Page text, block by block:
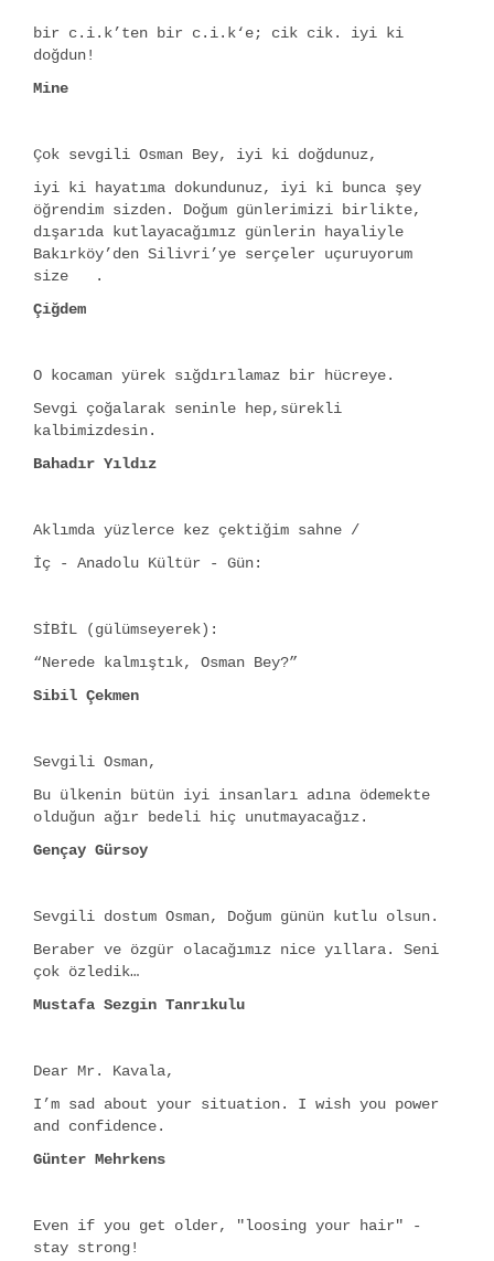
bir c.i.k’ten bir c.i.k‘e; cik cik. iyi ki
doğdun!
Mine
Çok sevgili Osman Bey, iyi ki doğdunuz,
iyi ki hayatıma dokundunuz, iyi ki bunca şey
öğrendim sizden. Doğum günlerimizi birlikte,
dışarıda kutlayacağımız günlerin hayaliyle
Bakırköy’den Silivri’ye serçeler uçuruyorum
size .
Çiğdem
O kocaman yürek sığdırılamaz bir hücreye.
Sevgi çoğalarak seninle hep,sürekli
kalbimizdesin.
Bahadır Yıldız
Aklımda yüzlerce kez çektiğim sahne /
İç - Anadolu Kültür - Gün:
SİBİL (gülümseyerek):
“Nerede kalmıştık, Osman Bey?”
Sibil Çekmen
Sevgili Osman,
Bu ülkenin bütün iyi insanları adına ödemekte
olduğun ağır bedeli hiç unutmayacağız.
Gençay Gürsoy
Sevgili dostum Osman, Doğum günün kutlu olsun.
Beraber ve özgür olacağımız nice yıllara. Seni
çok özledik…
Mustafa Sezgin Tanrıkulu
Dear Mr. Kavala,
I’m sad about your situation. I wish you power
and confidence.
Günter Mehrkens
Even if you get older, "loosing your hair" -
stay strong!